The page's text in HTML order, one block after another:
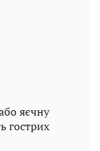
яєчну
гострих